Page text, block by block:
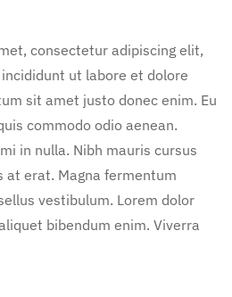
consectetur adipiscing elit,
ut labore et dolore
sit amet justo donec enim. Eu
commodo odio aenean.
in nulla. Nibh mauris cursus
erat. Magna fermentum
vestibulum. Lorem dolor
bibendum enim. Viverra